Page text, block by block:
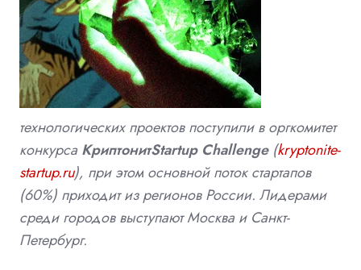
технологических проектов поступили в оргкомитет
конкурсаКриптонитStartup Challenge(kryptonite-
startup.ru), при этом основной поток стартапов
(60%) приходит из регионов России. Лидерами
среди городов выступают Москва и Санкт-
Петербург.